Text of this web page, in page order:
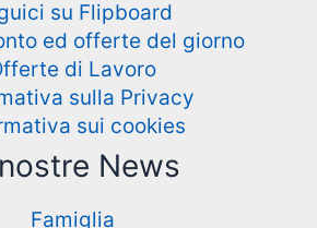
su Flipboard
ed offerte del giorno
di Lavoro
sulla Privacy
sui cookies
News
Famiglia